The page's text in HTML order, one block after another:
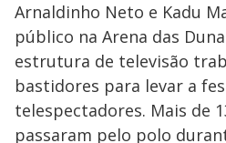
Arnaldinho Neto e Kadu
público na Arena das
estrutura de televisão
bastidores para levar a
telespectadores. Mais de
passaram pelo polo